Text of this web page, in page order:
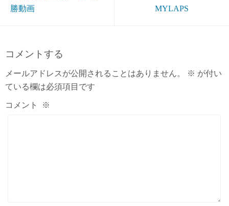
勝動画
MYLAPS
コメントする
メールアドレスが公開されることはありません。 ※ が付い
ている欄は必須項目です
コメント ※